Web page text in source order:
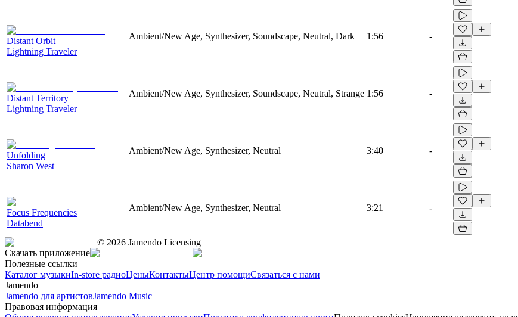
Distant Orbit
Lightning Traveler
Ambient/New Age, Synthesizer, Soundscape, Neutral, Dark 1:56 -
Distant Territory
Lightning Traveler
Ambient/New Age, Synthesizer, Soundscape, Neutral, Strange 1:56 -
Unfolding
Sharon West
Ambient/New Age, Synthesizer, Neutral 3:40 -
Focus Frequencies
Databend
Ambient/New Age, Synthesizer, Neutral 3:21 -
© 2026 Jamendo Licensing
Скачать приложение
Полезные ссылки
Каталог музыкиIn-store радиоЦеныКонтактыЦентр помощиСвязаться с нами
Jamendo
Jamendo для артистовJamendo Music
Правовая информация